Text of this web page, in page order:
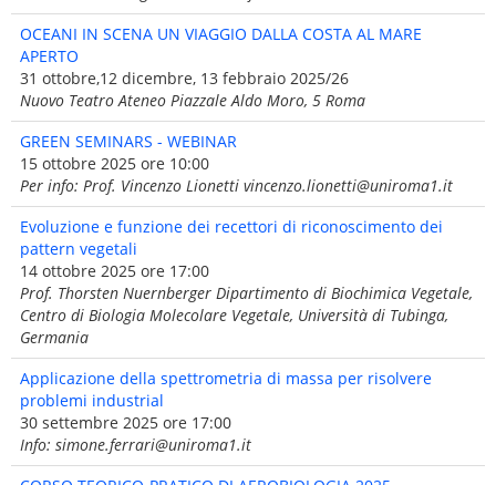
OCEANI IN SCENA UN VIAGGIO DALLA COSTA AL MARE
APERTO
31 ottobre,12 dicembre, 13 febbraio 2025/26
Nuovo Teatro Ateneo Piazzale Aldo Moro, 5 Roma
GREEN SEMINARS - WEBINAR
15 ottobre 2025 ore 10:00
Per info: Prof. Vincenzo Lionetti vincenzo.lionetti@uniroma1.it
Evoluzione e funzione dei recettori di riconoscimento dei
pattern vegetali
14 ottobre 2025 ore 17:00
Prof. Thorsten Nuernberger Dipartimento di Biochimica Vegetale,
Centro di Biologia Molecolare Vegetale, Università di Tubinga,
Germania
Applicazione della spettrometria di massa per risolvere
problemi industrial
30 settembre 2025 ore 17:00
Info: simone.ferrari@uniroma1.it